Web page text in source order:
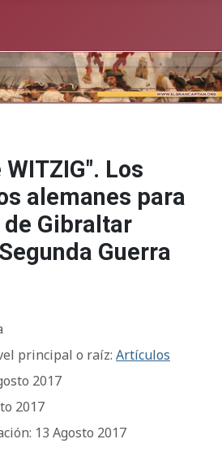
Los
alemanes para
Gibraltar
Guerra
principal o raíz: Artículos
2017
2017
13 Agosto 2017